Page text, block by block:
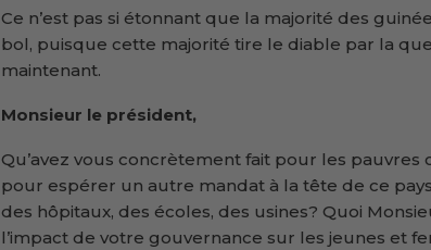
Ce n’est pas si étonnant que la majorité des
bol, puisque cette majorité tire le diable par la
maintenant.
Monsieur le président,
Qu’avez vous concrètement fait pour les pauvres
pour espérer un autre mandat à la tête de ce
des hôpitaux, des écoles, des usines? Quoi
l’impact de votre gouvernance sur les jeunes et